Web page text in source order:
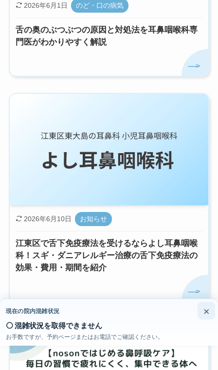
舌の奥のぶつぶつの原因と対処法を耳鼻咽喉科専
門医がわかりやすく解説
2026年6月1日 のど・口の病気
江東区で舌下免疫療法を受けるならよし耳鼻咽喉
科！スギ・ダニアレルギー治療の舌下免疫療法の
効果・費用・期間を紹介
2026年6月10日 お知らせ
現在の院内混雑状況 ×
⚪ 混雑状況を取得できません
お手数ですが、予約ページまたはお電話でご確認ください。